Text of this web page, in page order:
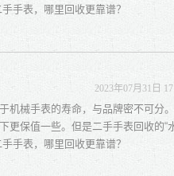
手表，哪里回收更靠谱？
2023年07月31日
机械手表的寿命，与品牌密不可分
更保值一些。但是二手手表回收的“
手表，哪里回收更靠谱？